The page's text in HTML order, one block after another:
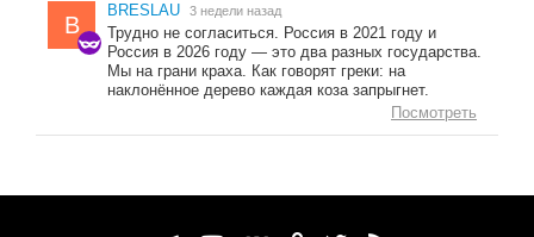
B
BRESLAU 3 недели назад
Трудно не согласиться. Россия в 2021 году и
Россия в 2026 году — это два разных государства.
Мы на грани краха. Как говорят греки: на
наклонённое дерево каждая коза запрыгнет.
Посмотреть